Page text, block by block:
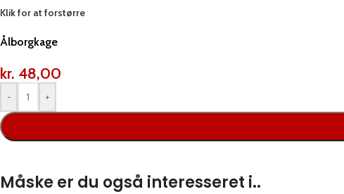
Klik for at forstørre
Ålborgkage
kr. 48,00
- +
Måske er du også interesseret i..